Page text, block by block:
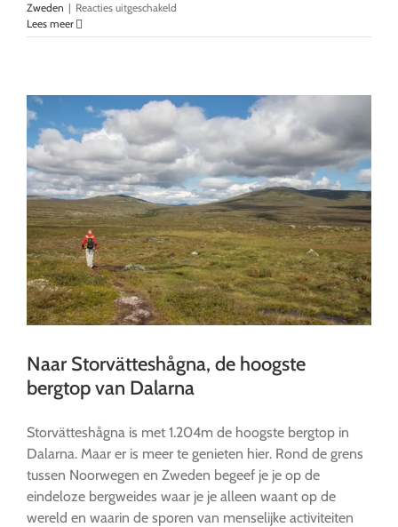
Zweden | Reacties uitgeschakeld
Bodane:
van
Vänern
in
Dalsland
Lees meer
Naar Storvätteshågna, de hoogste
bergtop van Dalarna
Storvätteshågna is met 1.204m de hoogste bergtop in
Dalarna. Maar er is meer te genieten hier. Rond de grens
tussen Noorwegen en Zweden begeef je je op de
eindeloze bergweides waar je je alleen waant op de
wereld en waarin de sporen van menselijke activiteiten